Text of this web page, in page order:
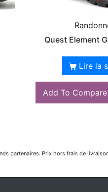
Quest Element
Lire la
Add To Compare
partenaires. Prix hors frais de